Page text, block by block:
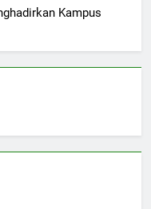
Kampus